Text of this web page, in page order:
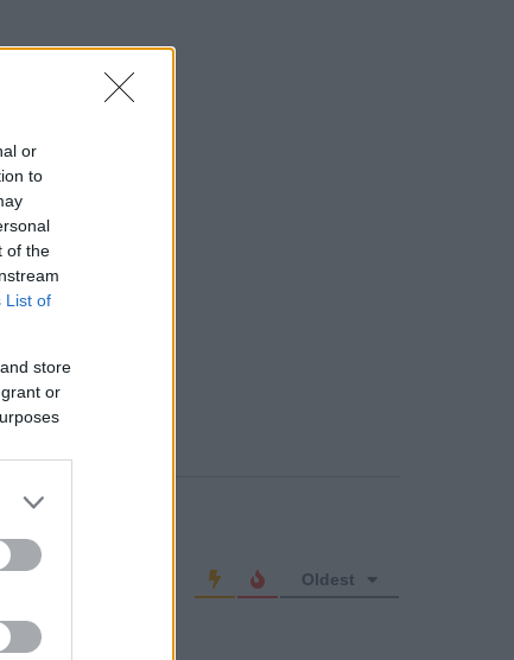
or
to
of the
List of
store
or
Oldest